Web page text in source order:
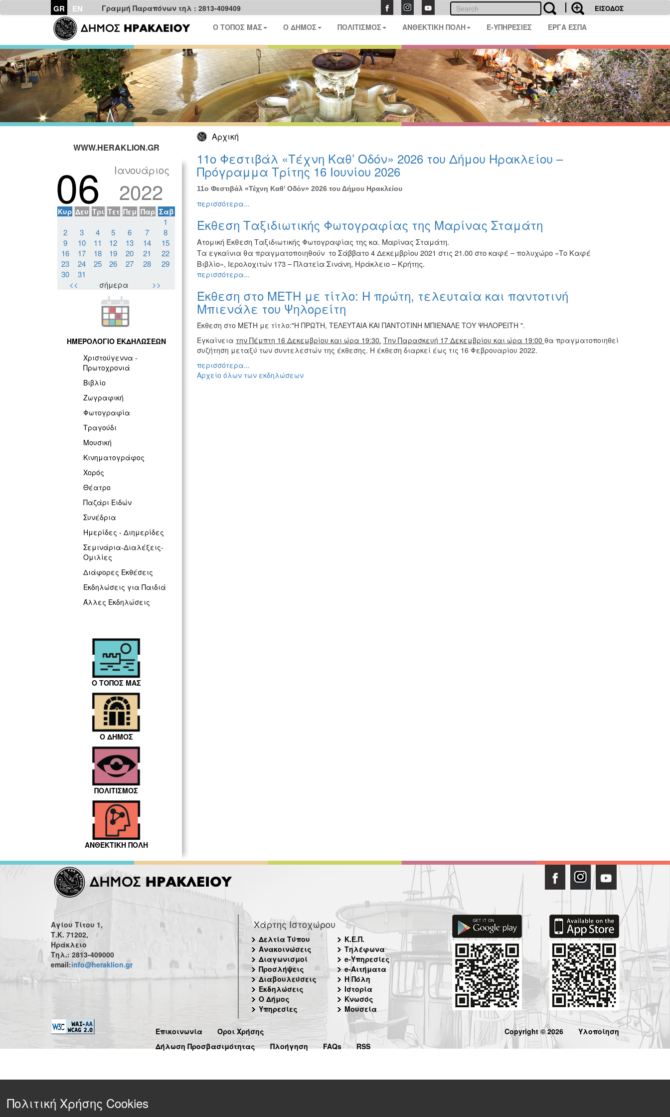
GR EN Γραμμή Παραπόνων τηλ : 2813-409409 ΕΙΣΟΔΟΣ
Ο ΤΟΠΟΣ ΜΑΣ Ο ΔΗΜΟΣ ΠΟΛΙΤΙΣΜΟΣ ΑΝΘΕΚΤΙΚΗ ΠΟΛΗ E-ΥΠΗΡΕΣΙΕΣ ΕΡΓΑ ΕΣΠΑ
Αρχική
WWW.HERAKLION.GR
06 Ιανουάριος
2022
Κυρ Δευ Τρι Τετ Πεμ Παρ Σαβ
1
2
3 4 5 6 7
8
9
10 11 12 13 14
15
16
17 18 19 20 21
22
23
24 25 26 27 28
29
30
31
<<
σήμερα >>
ΗΜΕΡΟΛΟΓΙΟ ΕΚΔΗΛΩΣΕΩΝ
Χριστούγεννα -
Πρωτοχρονιά
Βιβλίο
Ζωγραφική
Φωτογραφία
Τραγούδι
Μουσική
Κινηματογράφος
Χορός
Θέατρο
Παζάρι Ειδών
Συνέδρια
Ημερίδες - Διημερίδες
Σεμινάρια-Διαλέξεις-
Ομιλίες
Διάφορες Εκθέσεις
Εκδηλώσεις για Παιδιά
Άλλες Εκδηλώσεις
Ο ΤΟΠΟΣ ΜΑΣ
Ο ΔΗΜΟΣ
ΠΟΛΙΤΙΣΜΟΣ
ΑΝΘΕΚΤΙΚΗ ΠΟΛΗ
11ο Φεστιβάλ «Τέχνη Καθ’ Οδόν» 2026 του Δήμου Ηρακλείου –
Πρόγραμμα Τρίτης 16 Ιουνίου 2026
11ο Φεστιβάλ «Τέχνη Καθ’ Οδόν» 2026 του Δήμου Ηρακλείου
περισσότερα...
Έκθεση Ταξιδιωτικής Φωτογραφίας της Μαρίνας Σταμάτη
Ατομική Έκθεση Ταξιδιωτικής Φωτογραφίας της κα. Μαρίνας Σταμάτη.
Τα εγκαίνια θα πραγματοποιηθούν το Σάββατο 4 Δεκεμβρίου 2021 στις 21.00 στο καφέ – πολυχώρο «Το Καφέ
Βιβλίο», Ιερολοχιτών 173 – Πλατεία Σινάνη, Ηράκλειο – Κρήτης.
περισσότερα...
Έκθεση στο ΜΕΤΗ με τίτλο: Η πρώτη, τελευταία και παντοτινή
Μπιενάλε του Ψηλορείτη
Έκθεση στο ΜΕΤΗ με τίτλο:"Η ΠΡΩΤΗ, ΤΕΛΕΥΤΑΙΑ ΚΑΙ ΠΑΝΤΟΤΙΝΗ ΜΠΙΕΝΑΛΕ ΤΟΥ ΨΗΛΟΡΕΙΤΗ ".
Εγκαίνεια την Πέμπτη 16 Δεκεμβρίου και ώρα 19:30. Την Παρασκευή 17 Δεκεμβρίου και ώρα 19:00 θα πραγματοποιηθεί
συζήτηση μεταξύ των συντελεστών της έκθεσης. Η έκθεση διαρκεί έως τις 16 Φεβρουαρίου 2022.
περισσότερα...
Αρχείο όλων των εκδηλώσεων
Αγίου Τίτου 1,
Τ.Κ. 71202,
Ηράκλειο
Τηλ.: 2813-409000
email:info@heraklion.gr
Χάρτης Ιστοχώρου
Δελτία Τύπου
Ανακοινώσεις
Διαγωνισμοί
Προσλήψεις
Διαβουλεύσεις
Εκδηλώσεις
Ο Δήμος
Υπηρεσίες
Κ.Ε.Π.
Τηλέφωνα
e-Υπηρεσίες
e-Αιτήματα
Η Πόλη
Ιστορία
Κνωσός
Μουσεία
Επικοινωνία
Όροι Χρήσης
Δήλωση Προσβασιμότητας
Πλοήγηση FAQs RSS
Copyright © 2026 Υλοποίηση
Πολιτική Χρήσης Cookies